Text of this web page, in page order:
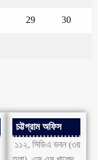
29 30
চট্টগ্রাম অফিস
১১২, সিডিএ ভবন (৩য়